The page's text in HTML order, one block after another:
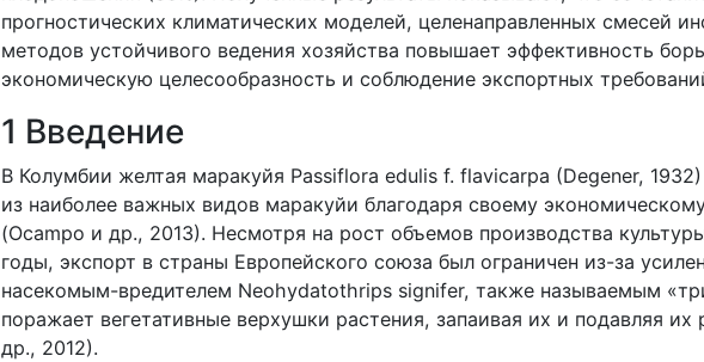
прогностических климатических моделей, целенаправленных смесей
методов устойчивого ведения хозяйства повышает эффективность
экономическую целесообразность и соблюдение экспортных
1 Введение
В Колумбии желтая маракуйя Passiflora edulis f. flavicarpa (Degener,
из наиболее важных видов маракуйи благодаря своему
(Ocampo и др., 2013). Несмотря на рост объемов производства
годы, экспорт в страны Европейского союза был ограничен из-за
насекомым-вредителем Neohydatothrips signifer, также называемым
поражает вегетативные верхушки растения, запаивая их и подавляя их
др., 2012).